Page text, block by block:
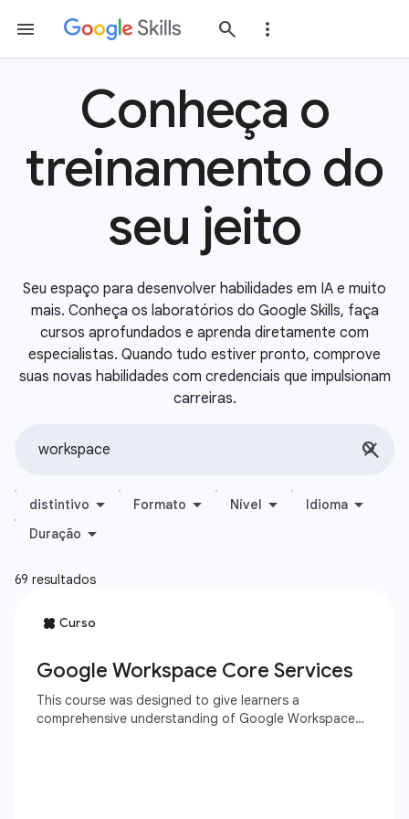
Conheça o
treinamento do
seu jeito
Seu espaço para desenvolver habilidades em IA e muito
mais. Conheça os laboratórios do Google Skills, faça
cursos aprofundados e aprenda diretamente com
especialistas. Quando tudo estiver pronto, comprove
suas novas habilidades com credenciais que impulsionam
carreiras.